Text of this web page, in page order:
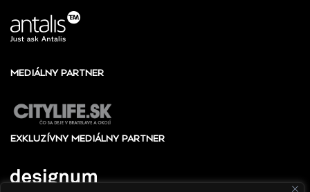
MEDIÁLNY PARTNER
EXKLUZÍVNY MEDIÁLNY PARTNER